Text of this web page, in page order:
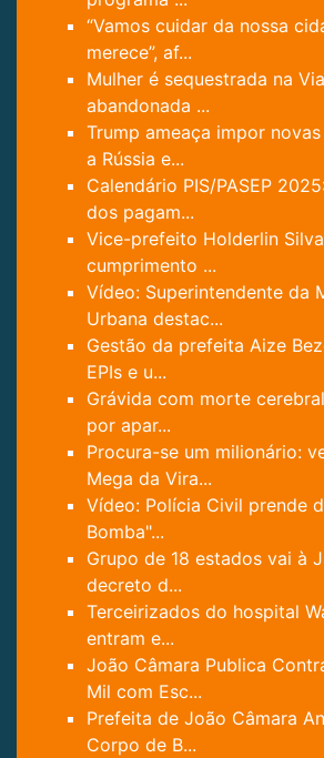
“Vamos cuidar da nossa
merece”, af...
Mulher é sequestrada na
abandonada ...
Trump ameaça impor
a Rússia e...
Calendário PIS/PASEP
dos pagam...
Vice-prefeito Holderlin
cumprimento ...
Vídeo: Superintendente da
Urbana destac...
Gestão da prefeita Aize
EPIs e u...
Grávida com morte
por apar...
Procura-se um milionário:
Mega da Vira...
Vídeo: Polícia Civil prende
Bomba"...
Grupo de 18 estados vai à
decreto d...
Terceirizados do hospital
entram e...
João Câmara Publica
Mil com Esc...
Prefeita de João Câmara
Corpo de B...